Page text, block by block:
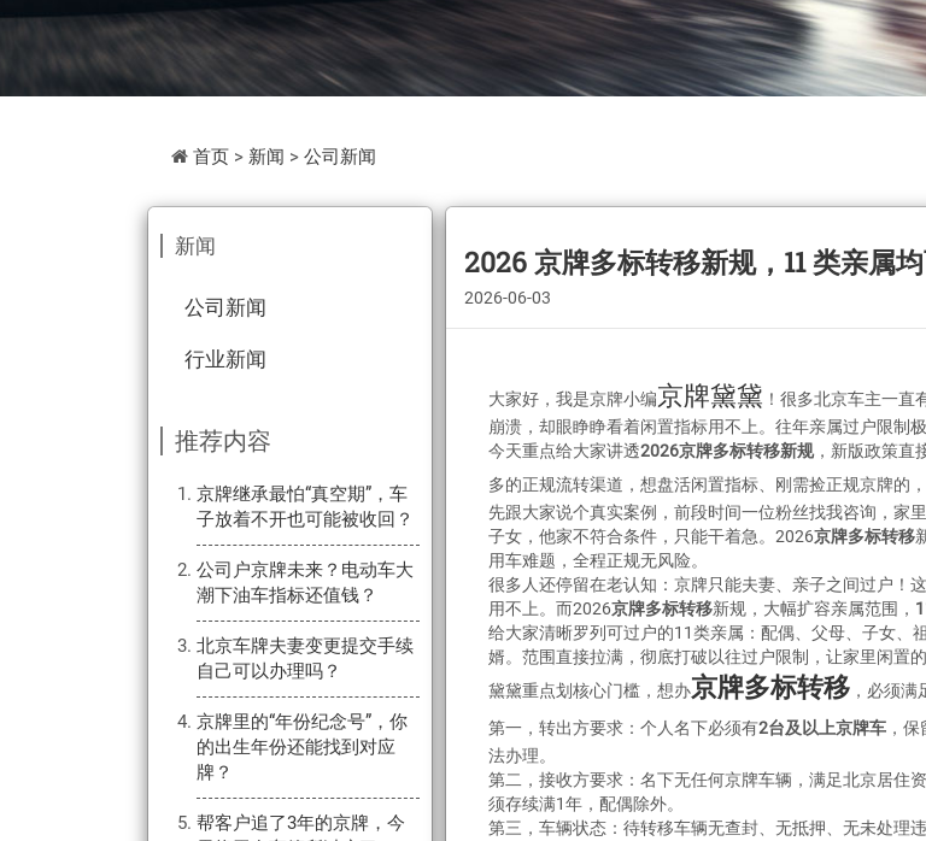
首页 > 新闻 > 公司新闻
新闻
公司新闻
行业新闻
推荐内容
京牌继承最怕“真空期”，车
子放着不开也可能被收回？
公司户京牌未来？电动车大
潮下油车指标还值钱？
北京车牌夫妻变更提交手续
自己可以办理吗？
京牌里的“年份纪念号”，你
的出生年份还能找到对应
牌？
帮客户追了3年的京牌，今
2026 京牌多标转移新规，11 类亲属
2026-06-03
大家好，我是京牌小编京牌黛黛 ！很多北京车主一直
崩溃，却眼睁睁看着闲置指标用不上。往年亲属过户限制
今天重点给大家讲透2026京牌多标转移新规，新版政策直
多的正规流转渠道，想盘活闲置指标、刚需捡正规京牌的
先跟大家说个真实案例，前段时间一位粉丝找我咨询，家
子女，他家不符合条件，只能干着急。2026京牌多标转移
用车难题，全程正规无风险。
很多人还停留在老认知：京牌只能夫妻、亲子之间过户！
用不上。而2026京牌多标转移新规，大幅扩容亲属范围，
给大家清晰罗列可过户的11类亲属：配偶、父母、子女、
婿。范围直接拉满，彻底打破以往过户限制，让家里闲置
黛黛重点划核心门槛，想办京牌多标转移 ，必须满
第一，转出方要求：个人名下必须有2台及以上京牌车 ，
法办理。
第二，接收方要求：名下无任何京牌车辆，满足北京居住
须存续满1年，配偶除外。
第三，车辆状态：待转移车辆无查封、无抵押、无未处理